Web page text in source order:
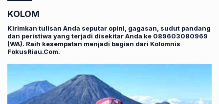
KOLOM
Kirimkan tulisan Anda seputar opini, gagasan, sudut pandang
dan peristiwa yang terjadi disekitar Anda ke 089603080969
(WA). Raih kesempatan menjadi bagian dari Kolomnis
FokusRiau.Com.